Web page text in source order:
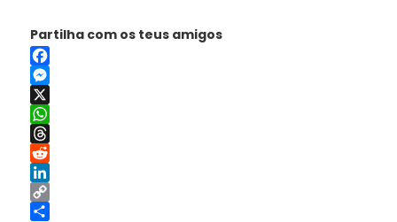
Partilha com os teus amigos
Facebook
Messenger
X
WhatsApp
Threads
Reddit
LinkedIn
Copy